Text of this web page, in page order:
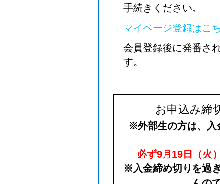
手続きください。
マイページ登録はこ
会員登録後に発番さ
す。
お申込み締
※外部生の方は、入
必ず9月19日（火
※入金締め切りを過